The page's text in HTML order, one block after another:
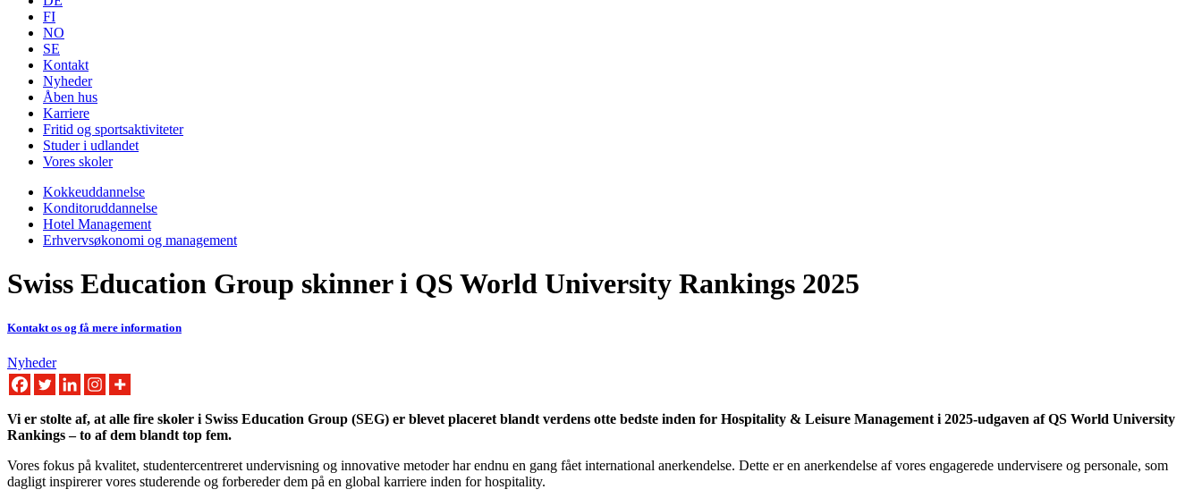
FI
NO
SE
Kontakt
Nyheder
Åben hus
Karriere
Fritid og sportsaktiviteter
Studer i udlandet
Vores skoler
Kokkeuddannelse
Konditoruddannelse
Hotel Management
Erhvervsøkonomi og management
Swiss Education Group skinner i QS World University Rankings 2025
Kontakt os og få mere information
Nyheder
Vi er stolte af, at alle fire skoler i Swiss Education Group (SEG) er blevet placeret blandt verdens otte bedste inden for Hospitality & Leisure Management i 2025-udgaven af QS World University
Rankings – to af dem blandt top fem.
Vores fokus på kvalitet, studentercentreret undervisning og innovative metoder har endnu en gang fået international anerkendelse. Dette er en anerkendelse af vores engagerede undervisere og personale, som
dagligt inspirerer vores studerende og forbereder dem på en global karriere inden for hospitality.